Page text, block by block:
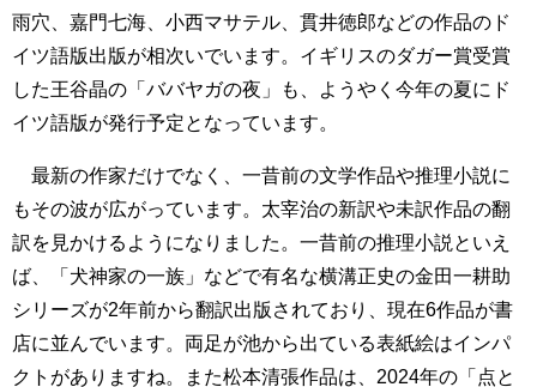
雨穴、嘉門七海、小西マサテル、貫井徳郎などの作品のド
イツ語版出版が相次いでいます。イギリスのダガー賞受賞
した王谷晶の「ババヤガの夜」も、ようやく今年の夏にド
イツ語版が発行予定となっています。
最新の作家だけでなく、一昔前の文学作品や推理小説に
もその波が広がっています。太宰治の新訳や未訳作品の翻
訳を見かけるようになりました。一昔前の推理小説といえ
ば、「犬神家の一族」などで有名な横溝正史の金田一耕助
シリーズが2年前から翻訳出版されており、現在6作品が書
店に並んでいます。両足が池から出ている表紙絵はインパ
クトがありますね。また松本清張作品は、2024年の「点と